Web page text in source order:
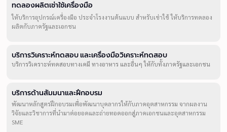
ทดลองผลิตเช่าใช้เครื่องมือ
ให้บริการอุปกรณ์เครื่องมือ ประจำโรงงานต้นแบบ สำหรับเช่าใช้ ให้บริการทดลอง
ผลิตกับภาครัฐและเอกชน
บริการวิเคราะห์ทดสอบ และเครื่องมือวิเคราะห์ทดสอบ
บริการวิเคราะห์ทดสอบทางเคมี ทางอาหาร และอื่นๆ ให้กับทั้งภาครัฐและเอกชน
บริการด้านสัมมนาและฝึกอบรม
พัฒนาหลักสูตรฝึกอบรมเพื่อพัฒนาบุคลากรให้กับภาคอุตสาหกรรม จากผลงาน
วิจัยและวิชาการที่นำมาต่อยอดและถ่ายทอดออกสู่ภาคเอกชนและอุตสาหกรรม
SME